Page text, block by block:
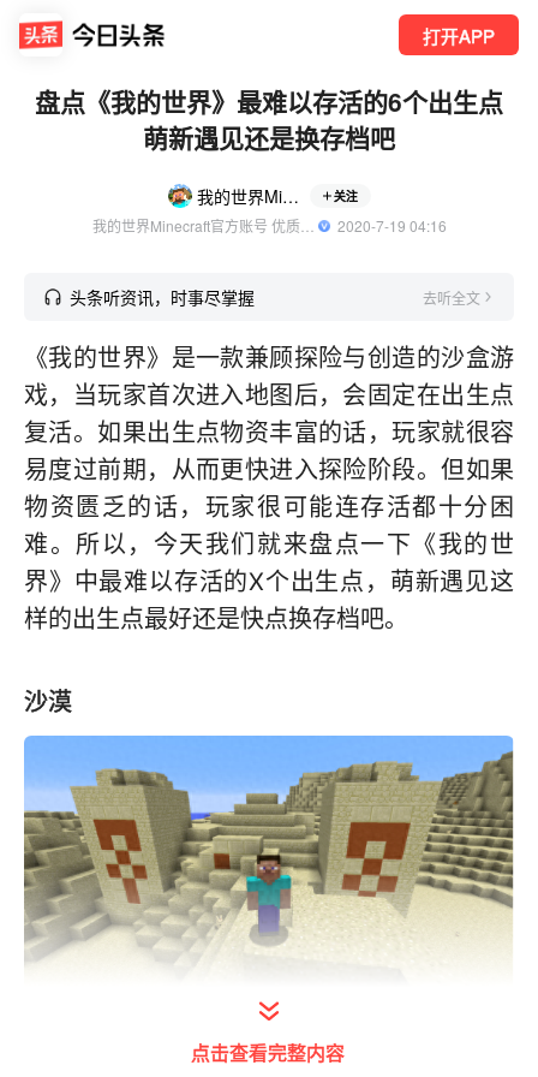
打开APP
盘点《我的世界》最难以存活的6个出生点
萌新遇见还是换存档吧
我的世界Minecraft 关注
我的世界Minecraft官方账号 优质游戏领域创作者
  2020-7-19 04:16
头条听资讯，时事尽掌握 去听全文
《我的世界》是一款兼顾探险与创造的沙盒游
戏，当玩家首次进入地图后，会固定在出生点
复活。如果出生点物资丰富的话，玩家就很容
易度过前期，从而更快进入探险阶段。但如果
物资匮乏的话，玩家很可能连存活都十分困
难。所以，今天我们就来盘点一下《我的世
界》中最难以存活的X个出生点，萌新遇见这
样的出生点最好还是快点换存档吧。
沙漠
打开今日头条查看图片详情
点击查看完整内容